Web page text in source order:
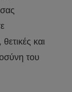
και
του